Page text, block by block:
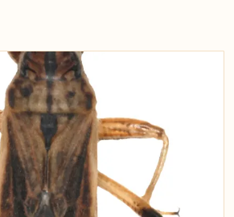
Ingen
ID:110129
detaljer
(Ekstern lenke)